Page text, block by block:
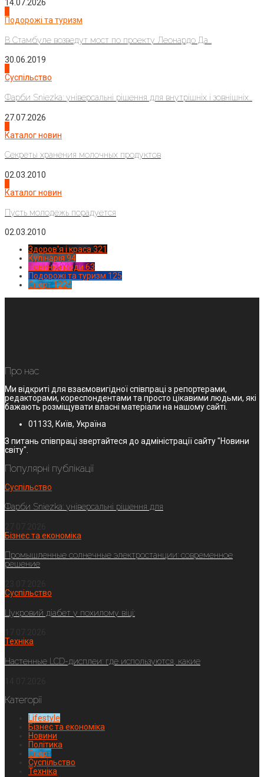
14.07.2026
Подорожі та туризм
В Стамбуле возведут мост по проекту Леонардо Да...
30.06.2019
Суспільство
Фарби Sniezka: універсальні рішення для внутрішніх і зовнішніх...
27.07.2026
Каталог новин
Секреты хранения молочных продуктов
02.03.2010
Каталог новин
Пусть молодежь порадуется
02.03.2010
Здоров'я і краса 321
Кулінарія 94
Новинки моди 63
Подорожі та туризм 125
Спорт1224
Про нас
Ми відкриті для взаємовигідної співпраці з репортерами,
редакторами, кореспондентами та просто цікавими людьми, які
бажають розміщувати власні матеріали на нашому сайті.
01133, Київ, Україна
З питань співпраці звертайтеся до адміністрації сайту "Новини
світу".
Популярні публікації
Суспільство
Фарби Sniezka: універсальні рішення для
Бізнес та економіка
Промышленные солнечные электростанции: современное
решение
Суспільство
Цукровий діабет у похилому віці:
Техніка
Настенные LCD-дисплеи: где используются, какие
Категорії
Lifestyle
Бізнес та економіка
Новини
Політика
Спорт
Суспільство
Техніка